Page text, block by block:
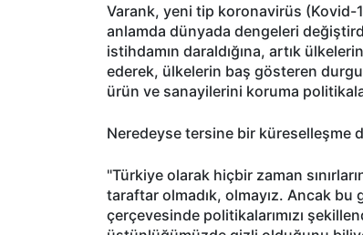
Varank, yeni tip koronavirüs (Kovid-
anlamda dünyada dengeleri
istihdamın daraldığına, artık
ederek, ülkelerin baş gösteren
ürün ve sanayilerini koruma
Neredeyse tersine bir küreselleşme
"Türkiye olarak hiçbir zaman
taraftar olmadık, olmayız. Ancak
çerçevesinde politikalarımızı